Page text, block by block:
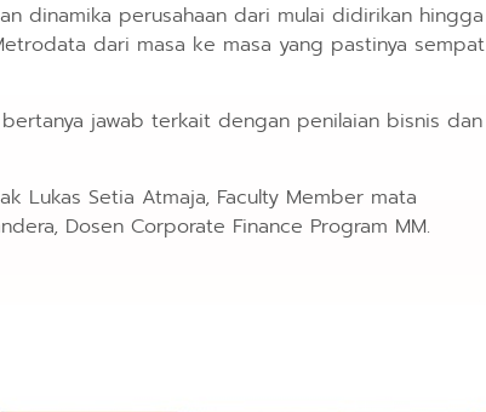
dinamika perusahaan dari mulai didirikan hingga
dari masa ke masa yang pastinya sempat
jawab terkait dengan penilaian bisnis dan
Lukas Setia Atmaja, Faculty Member mata
Dosen Corporate Finance Program MM.